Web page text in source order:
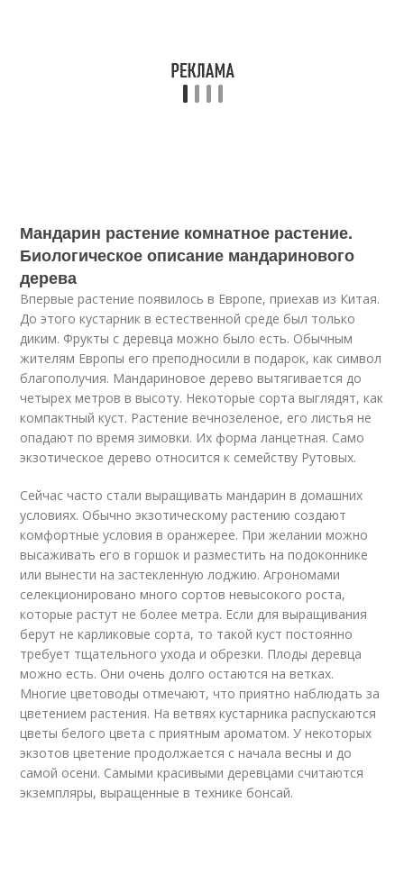
Мандарин растение комнатное растение.
Биологическое описание мандаринового
дерева
Впервые растение появилось в Европе, приехав из Китая.
До этого кустарник в естественной среде был только
диким. Фрукты с деревца можно было есть. Обычным
жителям Европы его преподносили в подарок, как символ
благополучия. Мандариновое дерево вытягивается до
четырех метров в высоту. Некоторые сорта выглядят, как
компактный куст. Растение вечнозеленое, его листья не
опадают по время зимовки. Их форма ланцетная. Само
экзотическое дерево относится к семейству Рутовых.
Сейчас часто стали выращивать мандарин в домашних
условиях. Обычно экзотическому растению создают
комфортные условия в оранжерее. При желании можно
высаживать его в горшок и разместить на подоконнике
или вынести на застекленную лоджию. Агрономами
селекционировано много сортов невысокого роста,
которые растут не более метра. Если для выращивания
берут не карликовые сорта, то такой куст постоянно
требует тщательного ухода и обрезки. Плоды деревца
можно есть. Они очень долго остаются на ветках.
Многие цветоводы отмечают, что приятно наблюдать за
цветением растения. На ветвях кустарника распускаются
цветы белого цвета с приятным ароматом. У некоторых
экзотов цветение продолжается с начала весны и до
самой осени. Самыми красивыми деревцами считаются
экземпляры, выращенные в технике бонсай.